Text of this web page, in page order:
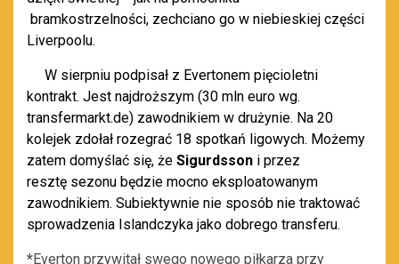
bramkostrzelności, zechciano go w niebieskiej części
Liverpoolu.
W sierpniu podpisał z Evertonem pięcioletni
kontrakt. Jest najdroższym (30 mln euro wg.
transfermarkt.de) zawodnikiem w drużynie. Na 20
kolejek zdołał rozegrać 18 spotkań ligowych. Możemy
zatem domyślać się, że Sigurdsson i przez
resztę sezonu będzie mocno eksploatowanym
zawodnikiem. Subiektywnie nie sposób nie traktować
sprowadzenia Islandczyka jako dobrego transferu.
*Everton przywitał swego nowego piłkarza przy